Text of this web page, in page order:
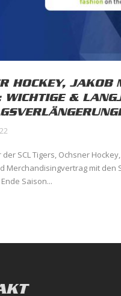
HOCKEY, JAKOB
&
SCL Tigers, Ochsner
Merchandisingvertrag mit den
Saison...